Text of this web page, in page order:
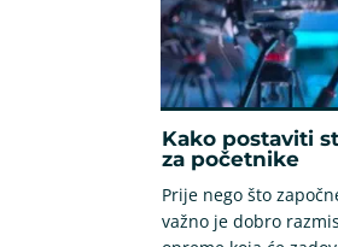
Kako postaviti
za početnike
Prije nego što
važno je dobro